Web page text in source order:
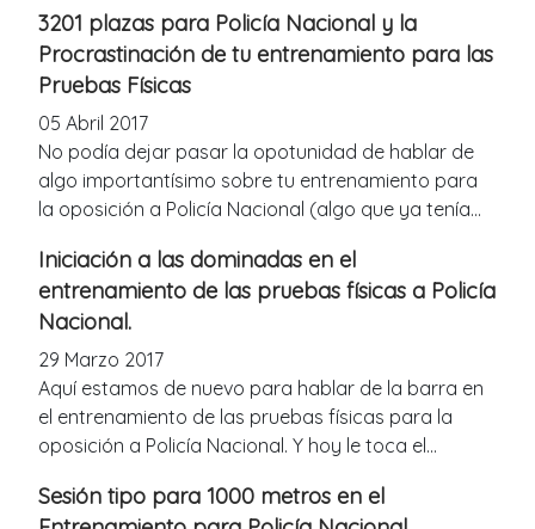
3201 plazas para Policía Nacional y la
Procrastinación de tu entrenamiento para las
Pruebas Físicas
05 Abril 2017
No podía dejar pasar la opotunidad de hablar de
algo importantísimo sobre tu entrenamiento para
la oposición a Policía Nacional (algo que ya tenía...
Iniciación a las dominadas en el
entrenamiento de las pruebas físicas a Policía
Nacional.
29 Marzo 2017
Aquí estamos de nuevo para hablar de la barra en
el entrenamiento de las pruebas físicas para la
oposición a Policía Nacional. Y hoy le toca el...
Sesión tipo para 1000 metros en el